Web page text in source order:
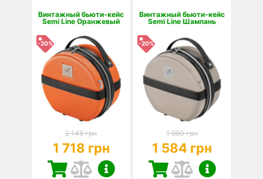
Винтажный бьюти-кейс
Semi Line Оранжевый
-20%
2 148 грн
1 718 грн
Винтажный бьюти-кейс
Semi Line Шампань
-20%
1 980 грн
1 584 грн